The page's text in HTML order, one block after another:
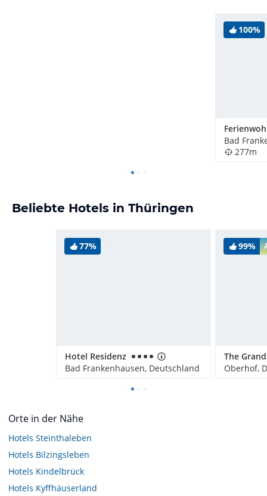
100%
Bad
277m
Beliebte Hotels in Thüringen
77%
Hotel Residenz
Bad Frankenhausen, Deutschland
99%
Oberhof,
Orte in der Nähe
Hotels Steinthaleben
Hotels Bilzingsleben
Hotels Kindelbrück
Hotels Kyffhäuserland